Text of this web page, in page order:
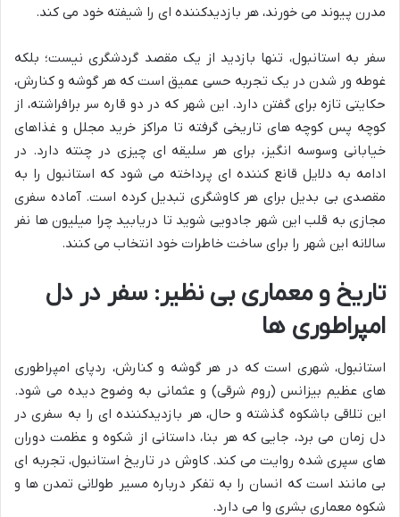
مدرن پیوند می خورند، هر بازدیدکننده ای را شیفته خود می کند.
سفر به استانبول، تنها بازدید از یک مقصد گردشگری نیست؛ بلکه
غوطه ور شدن در یک تجربه حسی عمیق است که هر گوشه و کنارش،
حکایتی تازه برای گفتن دارد. این شهر که در دو قاره سر برافراشته، از
کوچه پس کوچه های تاریخی گرفته تا مراکز خرید مجلل و غذاهای
خیابانی وسوسه انگیز، برای هر سلیقه ای چیزی در چنته دارد. در
ادامه به دلایل قانع کننده ای پرداخته می شود که استانبول را به
مقصدی بی بدیل برای هر کاوشگری تبدیل کرده است. آماده سفری
مجازی به قلب این شهر جادویی شوید تا دریابید چرا میلیون ها نفر
سالانه این شهر را برای ساخت خاطرات خود انتخاب می کنند.
تاریخ و معماری بی نظیر: سفر در دل
امپراطوری ها
استانبول، شهری است که در هر گوشه و کنارش، ردپای امپراطوری
های عظیم بیزانس (روم شرقی) و عثمانی به وضوح دیده می شود.
این تلاقی باشکوه گذشته و حال، هر بازدیدکننده ای را به سفری در
دل زمان می برد، جایی که هر بنا، داستانی از شکوه و عظمت دوران
های سپری شده روایت می کند. کاوش در تاریخ استانبول، تجربه ای
بی مانند است که انسان را به تفکر درباره مسیر طولانی تمدن ها و
شکوه معماری بشری وا می دارد.